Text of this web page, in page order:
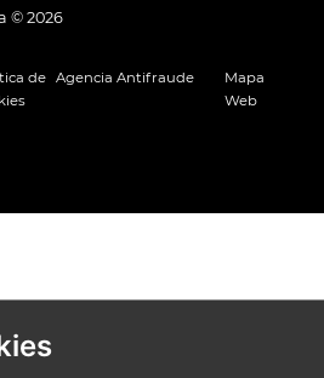
© 2026
de Agencia Antifraude
Mapa
Web